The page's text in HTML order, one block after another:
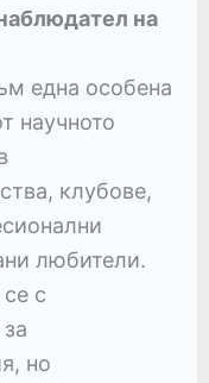
на
една особена
научното
клубове,
любители.
с
но